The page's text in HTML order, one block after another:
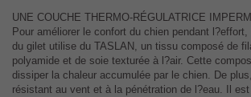
UNE COUCHE THERMO-RÉGULATRICE
Pour améliorer le confort du chien pendant
du gilet utilise du TASLAN, un tissu composé de
polyamide et de soie texturée à l?air. Cette
dissiper la chaleur accumulée par le chien. De
résistant au vent et à la pénétration de l?eau. Il